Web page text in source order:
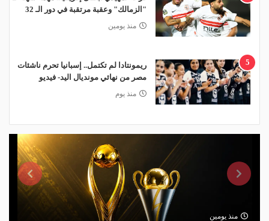
"الزمالك" وعقبة مرتقبة في دور الـ 32
منذ يومين
5
ريمونتادا لم تكتمل.. إسبانيا تحرم ناشئات
مصر من نهائي مونديال اليد- فيديو
منذ يوم
منذ يومين